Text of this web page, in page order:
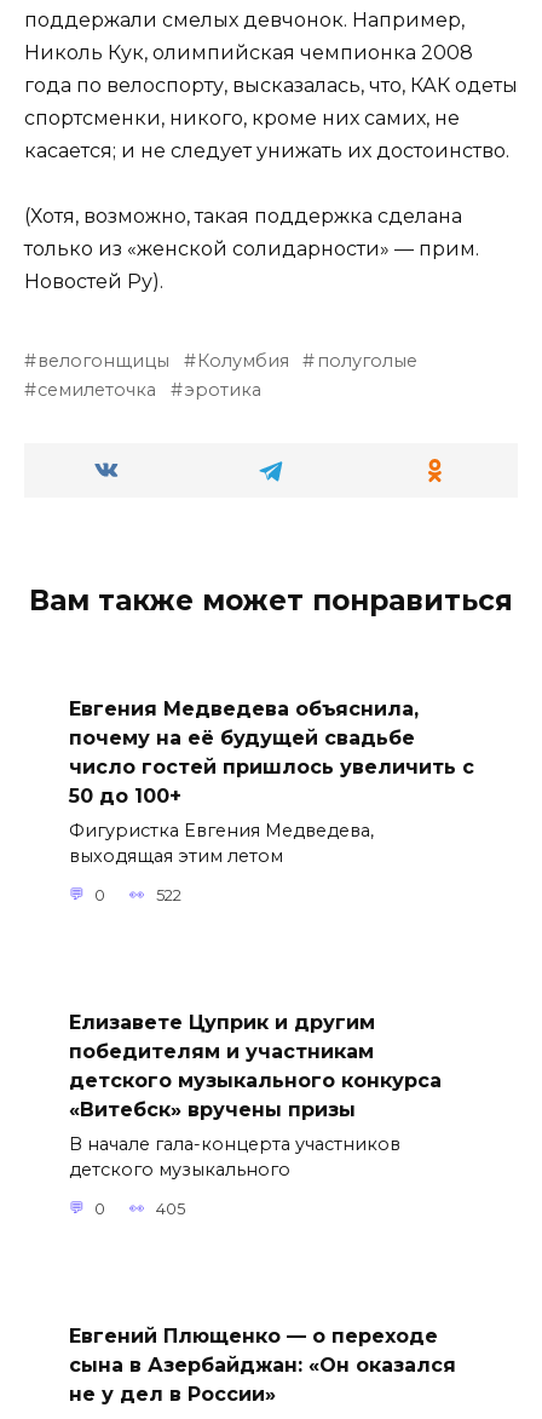
поддержали смелых девчонок. Например,
Николь Кук, олимпийская чемпионка 2008
года по велоспорту, высказалась, что, КАК одеты
спортсменки, никого, кроме них самих, не
касается; и не следует унижать их достоинство.
(Хотя, возможно, такая поддержка сделана
только из «женской солидарности» — прим.
Новостей Ру).
велогонщицы Колумбия
полуголые
семилеточка
эротика
Вам также может понравиться
Евгения Медведева объяснила,
почему на её будущей свадьбе
число гостей пришлось увеличить с
50 до 100+
Фигуристка Евгения Медведева,
выходящая этим летом
0 522
Елизавете Цуприк и другим
победителям и участникам
детского музыкального конкурса
«Витебск» вручены призы
В начале гала-концерта участников
детского музыкального
0 405
Евгений Плющенко — о переходе
сына в Азербайджан: «Он оказался
не у дел в России»